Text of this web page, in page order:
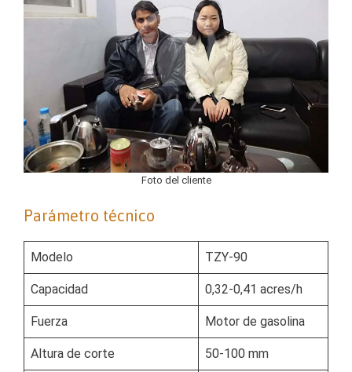
Foto del cliente
Parámetro técnico
Modelo TZY-90
Capacidad 0,32-0,41 acres/h
Fuerza Motor de gasolina
Altura de corte 50-100 mm